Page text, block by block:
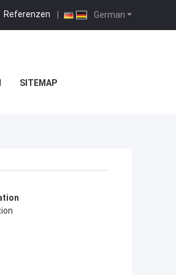
German
Referenzen |
SITEMAP